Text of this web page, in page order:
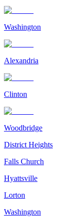
Washington
Alexandria
Clinton
Woodbridge
District Heights
Falls Church
Hyattsville
Lorton
Washington